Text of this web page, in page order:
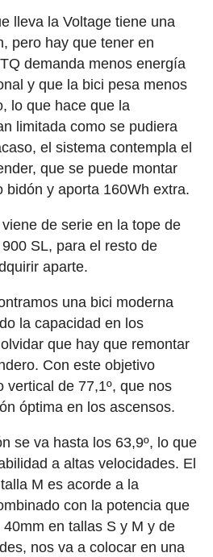
lleva la Voltage tiene una
pero hay que tener en
demanda menos energía
y que la bici pesa menos
lo que hace que la
limitada como se pudiera
el sistema contempla el
que se puede montar
bidón y aporta 160Wh extra.
de serie en la tope de
SL, para el resto de
aparte.
una bici moderna
la capacidad en los
que hay que remontar
Con este objetivo
vertical de 77,1º, que nos
óptima en los ascensos.
se va hasta los 63,9º, lo que
a altas velocidades. El
M es acorde a la
con la potencia que
en tallas S y M y de
nos va a colocar en una